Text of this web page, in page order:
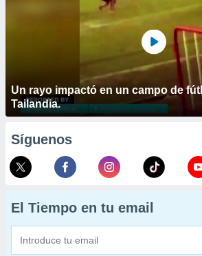
Un rayo impactó en un campo de
Tailandia.
Síguenos
El Tiempo en tu email